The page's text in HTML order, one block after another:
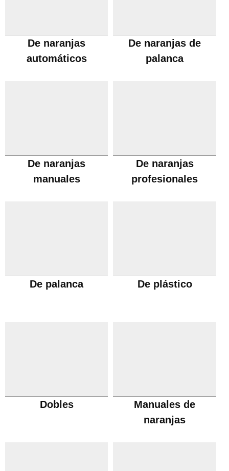
De naranjas
automáticos
De naranjas de
palanca
De naranjas
manuales
De naranjas
profesionales
De palanca De plástico
Dobles
Manuales de
naranjas